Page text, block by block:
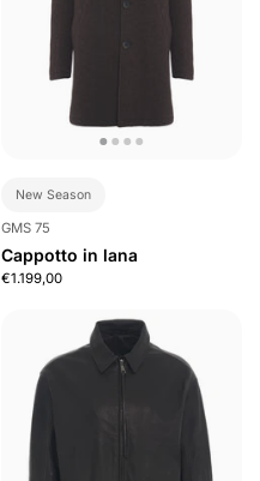
New Season
GMS 75
Cappotto in lana
€1.199,00